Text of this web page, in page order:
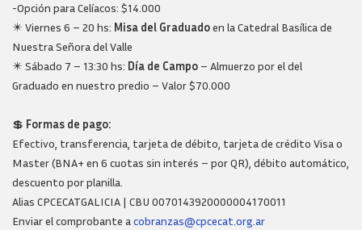
-Opción para Celíacos: $14.000
✴️ Viernes 6 – 20 hs: Misa del Graduadoen la Catedral Basílica de
Nuestra Señora del Valle
✴️ Sábado 7 – 13:30 hs: Día de Campo – Almuerzo por el del
Graduado en nuestro predio – Valor $70.000
💲 Formas de pago:
Efectivo, transferencia, tarjeta de débito, tarjeta de crédito Visa o
Master (BNA+ en 6 cuotas sin interés – por QR), débito automático,
descuento por planilla.
Alias CPCECATGALICIA | CBU 0070143920000004170011
Enviar el comprobante acobranzas@cpcecat.org.ar